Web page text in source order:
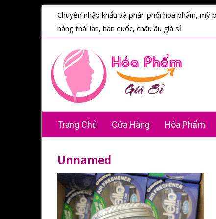
Chuyên nhập khẩu và phân phối hoá phẩm, mỹ
hàng thái lan, hàn quốc, châu âu giá sỉ.
Trang Chủ Cửa Hàng Hóa Phẩm
Unnamed